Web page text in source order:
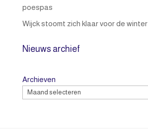
poespas
Wijck stoomt zich klaar voor de winter
Nieuws archief
Archieven